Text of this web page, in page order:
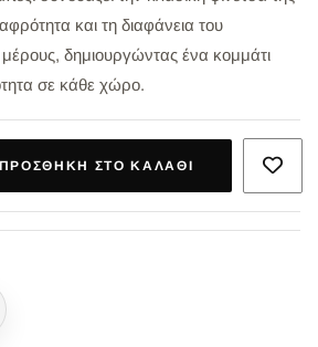
και τη διαφάνεια του
δημιουργώντας ένα κομμάτι
σε κάθε χώρο.
ΠΡΟΣΘΉΚΗ ΣΤΟ ΚΑΛΆΘΙ